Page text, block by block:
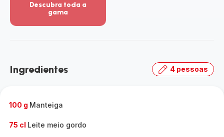
Descubra toda a
gama
detalhes
toda
Ingredientes 4 pessoas
100 g Manteiga
75 cl Leite meio gordo